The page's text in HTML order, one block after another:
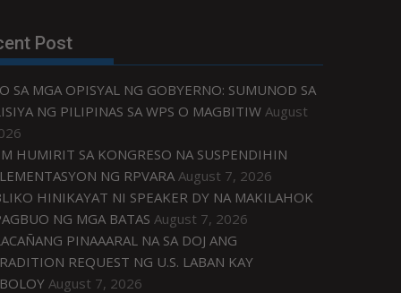
Post
SA MGA OPISYAL NG GOBYERNO: SUMUNOD SA
NG PILIPINAS SA WPS O MAGBITIW August
HUMIRIT SA KONGRESO NA SUSPENDIHIN
NG RPVARA August 7, 2026
HINIKAYAT NI SPEAKER DY NA MAKILAHOK
NG MGA BATAS August 7, 2026
PINAAARAL NA SA DOJ ANG
REQUEST NG U.S. LABAN KAY
August 7, 2026